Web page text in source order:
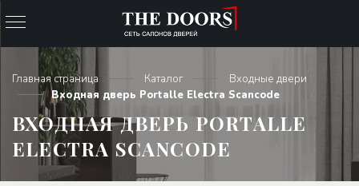
Главная страница Каталог
Входные двери
Входная дверь Portalle Electra Scanсode
ВХОДНАЯ ДВЕРЬ PORTALLE
ELECTRA SCANСODE